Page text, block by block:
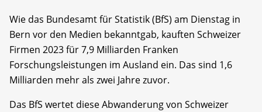
Wie das Bundesamt für Statistik (BfS) am Dienstag in
Bern vor den Medien bekanntgab, kauften Schweizer
Firmen 2023 für 7,9 Milliarden Franken
Forschungsleistungen im Ausland ein. Das sind 1,6
Milliarden mehr als zwei Jahre zuvor.
Das BfS wertet diese Abwanderung von Schweizer